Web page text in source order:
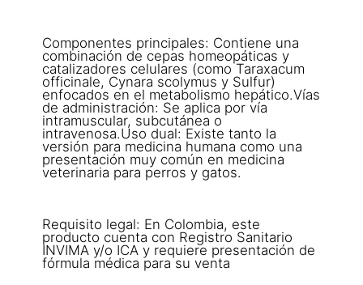
Componentes principales: Contiene una
combinación de cepas homeopáticas y
catalizadores celulares (como Taraxacum
officinale, Cynara scolymus y Sulfur)
enfocados en el metabolismo hepático.Vías
de administración: Se aplica por vía
intramuscular, subcutánea o
intravenosa.Uso dual: Existe tanto la
versión para medicina humana como una
presentación muy común en medicina
veterinaria para perros y gatos.
Requisito legal: En Colombia, este
producto cuenta con Registro Sanitario
INVIMA y/o ICA y requiere presentación de
fórmula médica para su venta